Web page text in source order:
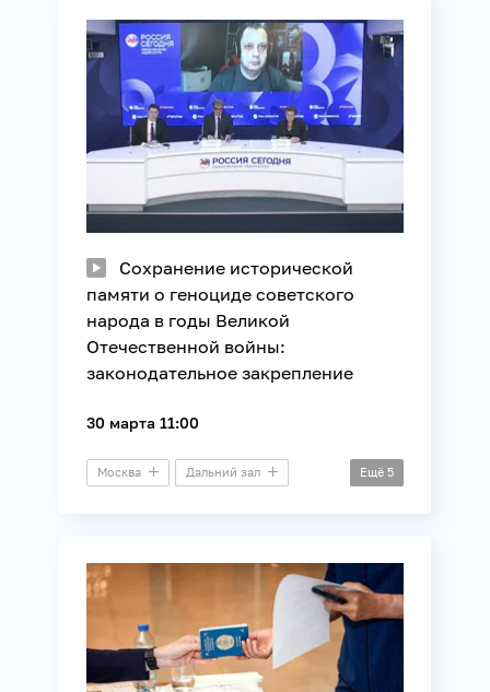
Сохранение исторической
памяти о геноциде советского
народа в годы Великой
Отечественной войны:
законодательное закрепление
30 марта 11:00
Москва Дальний зал
Молодежная политика
Ещё 5